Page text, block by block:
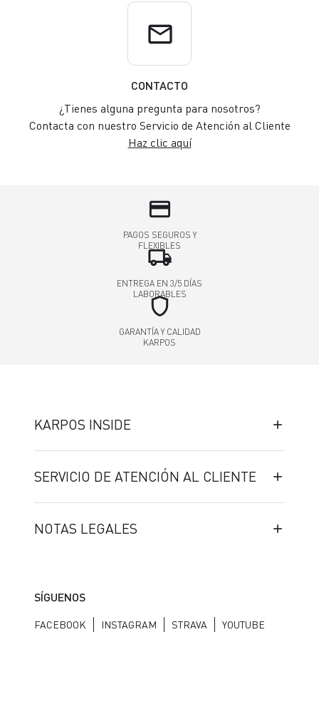
email
CONTACTO
¿Tienes alguna pregunta para nosotros?
Contacta con nuestro Servicio de Atención al Cliente
Haz clic aquí
credit_card
PAGOS SEGUROS Y
FLEXIBLES
local_shipping
ENTREGA EN 3/5 DÍAS
LABORABLES
shield
GARANTÍA Y CALIDAD
KARPOS
KARPOS INSIDE
SERVICIO DE ATENCIÓN AL CLIENTE
NOTAS LEGALES
SÍGUENOS
FACEBOOK INSTAGRAM STRAVA YOUTUBE